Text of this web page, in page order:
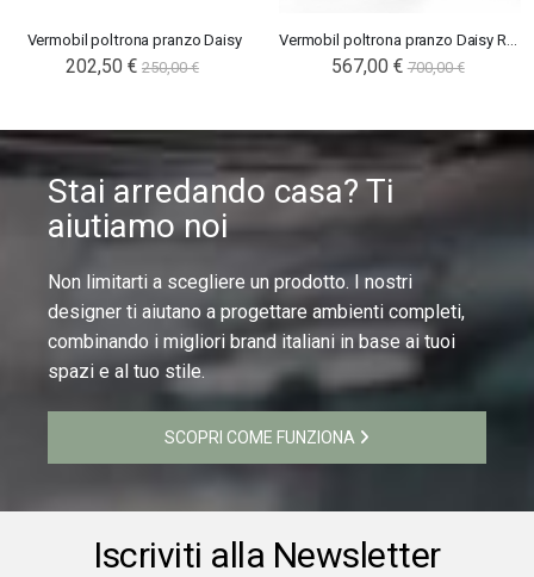
Vermobil poltrona pranzo Daisy
202,50 € 250,00 € 567,00 € 700,00 €
Stai arredando casa? Ti
aiutiamo noi
Non limitarti a scegliere un prodotto. I nostri
designer ti aiutano a progettare ambienti completi,
combinando i migliori brand italiani in base ai tuoi
spazi e al tuo stile.
SCOPRI COME FUNZIONA
Iscriviti alla Newsletter